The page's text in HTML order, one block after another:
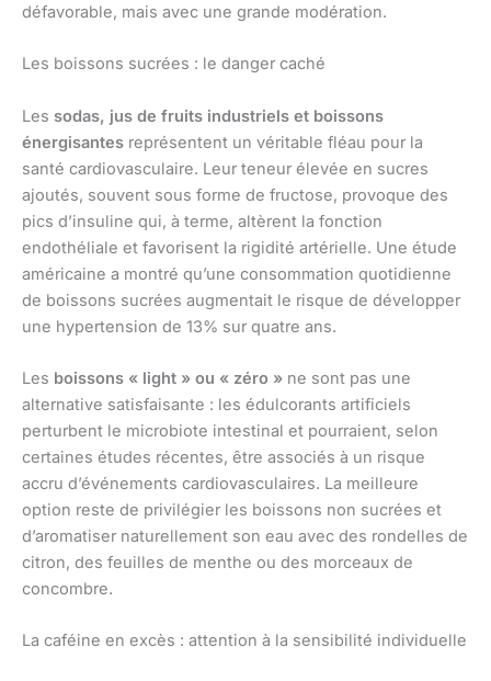
défavorable, mais avec une grande modération.
Les boissons sucrées : le danger caché
Les sodas, jus de fruits industriels et boissons
énergisantes représentent un véritable fléau pour la
santé cardiovasculaire. Leur teneur élevée en sucres
ajoutés, souvent sous forme de fructose, provoque des
pics d’insuline qui, à terme, altèrent la fonction
endothéliale et favorisent la rigidité artérielle. Une étude
américaine a montré qu’une consommation quotidienne
de boissons sucrées augmentait le risque de développer
une hypertension de 13% sur quatre ans.
Les boissons « light » ou « zéro » ne sont pas une
alternative satisfaisante : les édulcorants artificiels
perturbent le microbiote intestinal et pourraient, selon
certaines études récentes, être associés à un risque
accru d’événements cardiovasculaires. La meilleure
option reste de privilégier les boissons non sucrées et
d’aromatiser naturellement son eau avec des rondelles de
citron, des feuilles de menthe ou des morceaux de
concombre.
La caféine en excès : attention à la sensibilité individuelle